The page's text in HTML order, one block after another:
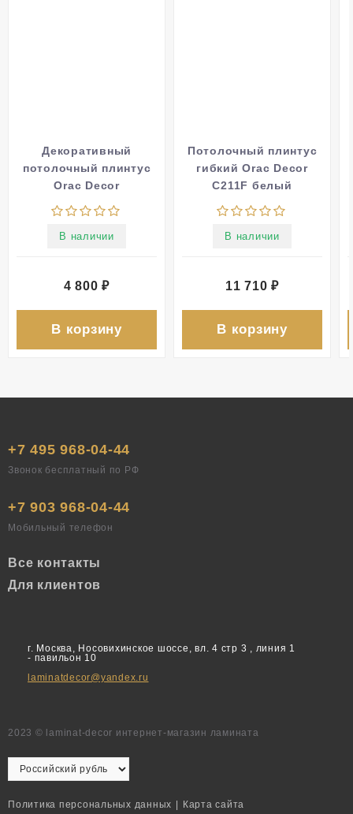
Декоративный
потолочный плинтус
Orac Decor
PUROTOUCH C328
90х68 мм белый
полиуретан 200 см
В наличии
4 800₽
В корзину
Потолочный плинтус
гибкий Orac Decor
C211F белый
полиуретан
200x11.6x11.2 см
В наличии
11 710₽
В корзину
+7 495 968-04-44
Звонок бесплатный по РФ
+7 903 968-04-44
Мобильный телефон
Все контакты
Для клиентов
г. Москва, Носовихинское шоссе, вл. 4 стр 3 , линия 1
- павильон 10
laminatdecor@yandex.ru
2023 © laminat-decor интернет-магазин ламината
Политика персональных данных | Карта сайта